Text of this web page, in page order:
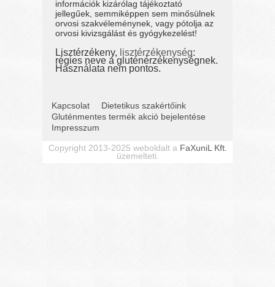
információk kizárólag tájékoztató
jellegűek, semmiképpen sem minősülnek
orvosi szakvéleménynek, vagy pótolja az
orvosi kivizsgálást és gyógykezelést!
Lisztérzékeny, lisztérzékenység:
régies neve a gluténérzékenységnek.
Használata nem pontos.
Kapcsolat
Dietetikus szakértőink
Gluténmentes termék akció bejelentése
Impresszum
Copyright 2013-2025 weboldalt a FaXuniL Kft.
üzemelteti.